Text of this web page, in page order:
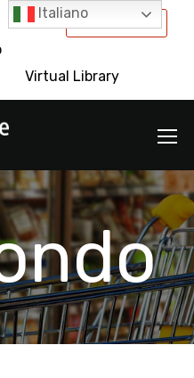
International
Virtual Library
Italiano